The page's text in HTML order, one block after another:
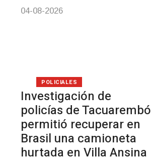
04-08-2026
Investigación de
policías de Tacuarembó
permitió recuperar en
Brasil una camioneta
hurtada en Villa Ansina
POLICIALES